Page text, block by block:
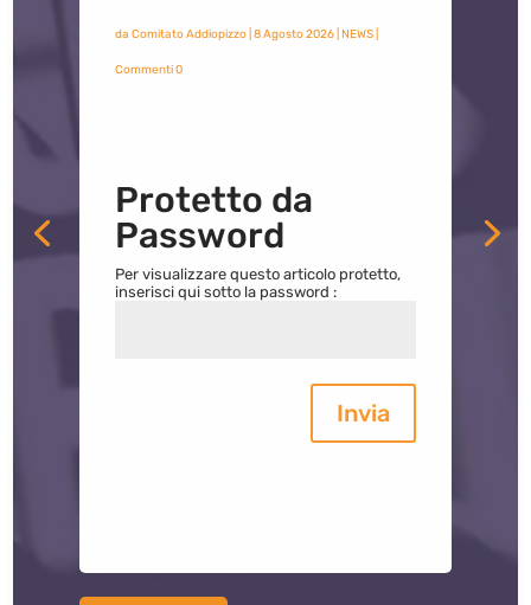
da Comitato Addiopizzo| 8 Agosto 2026| NEWS|
Commenti 0
Protetto da
Password
Per visualizzare questo articolo protetto,
inserisci qui sotto la password :
Invia